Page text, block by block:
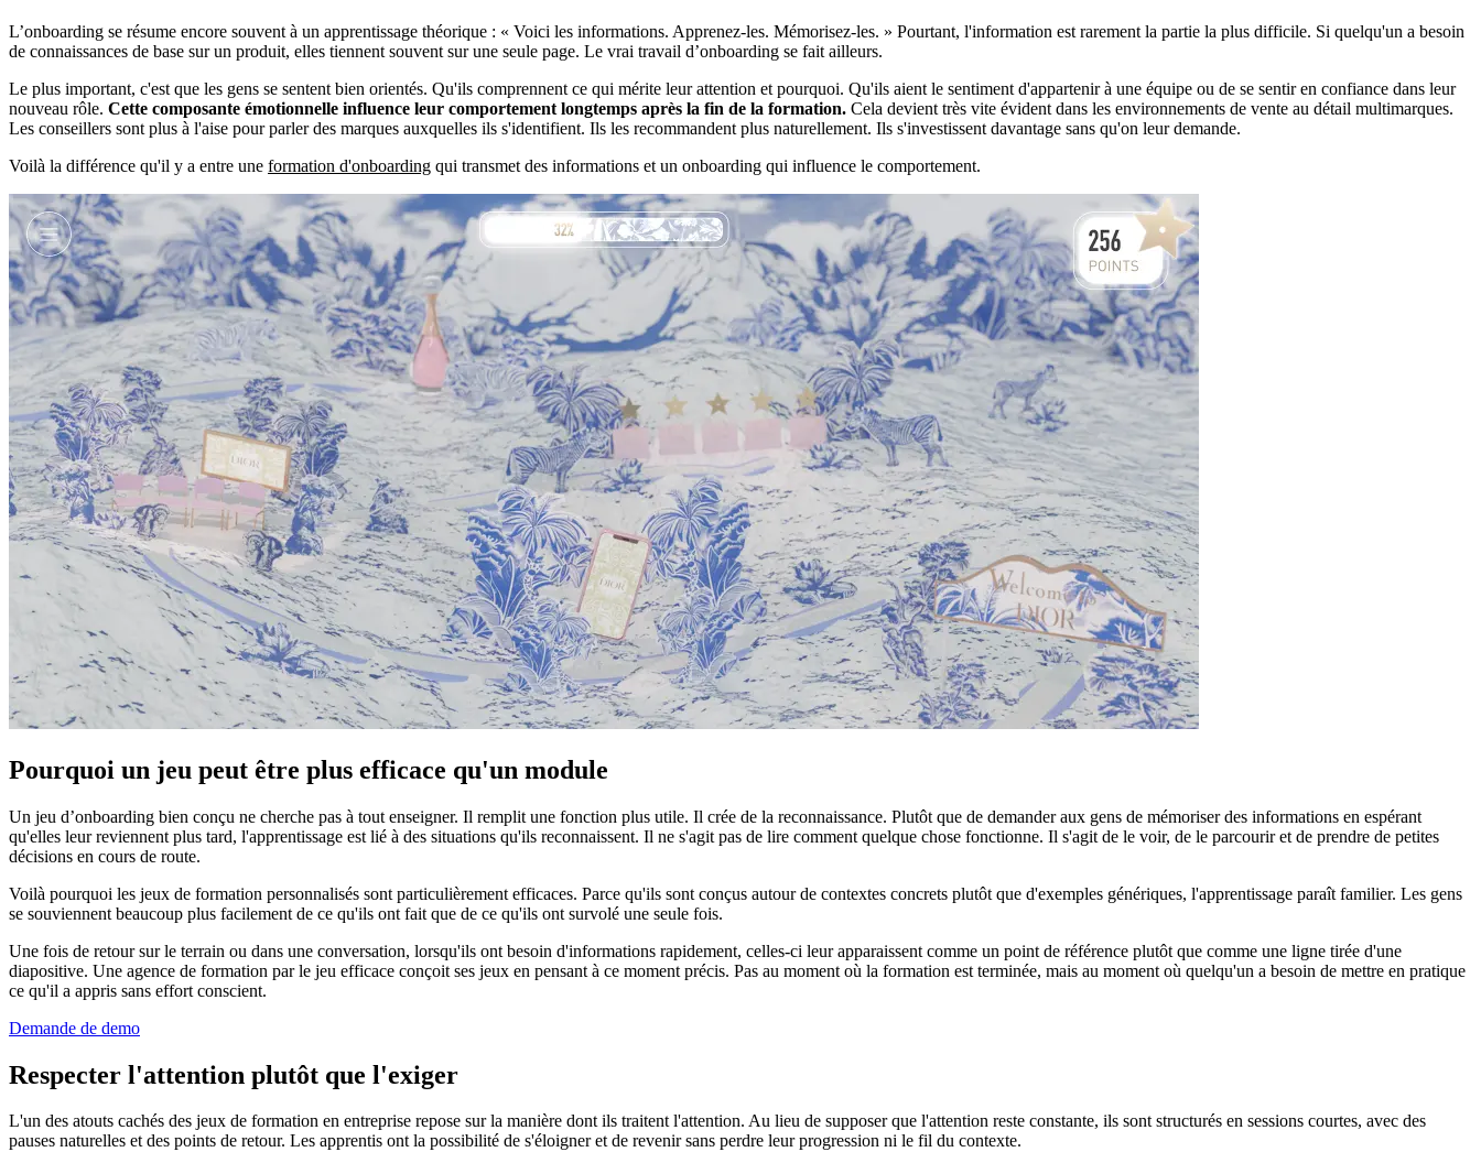
L’onboarding se résume encore souvent à un apprentissage théorique : « Voici les informations. Apprenez-les. Mémorisez-les. » Pourtant, l'information est rarement la partie la plus difficile. Si quelqu'un a besoin
de connaissances de base sur un produit, elles tiennent souvent sur une seule page. Le vrai travail d’onboarding se fait ailleurs.
Le plus important, c'est que les gens se sentent bien orientés. Qu'ils comprennent ce qui mérite leur attention et pourquoi. Qu'ils aient le sentiment d'appartenir à une équipe ou de se sentir en confiance dans leur
nouveau rôle. Cette composante émotionnelle influence leur comportement longtemps après la fin de la formation. Cela devient très vite évident dans les environnements de vente au détail multimarques.
Les conseillers sont plus à l'aise pour parler des marques auxquelles ils s'identifient. Ils les recommandent plus naturellement. Ils s'investissent davantage sans qu'on leur demande.
Voilà la différence qu'il y a entre une formation d'onboarding qui transmet des informations et un onboarding qui influence le comportement.
Pourquoi un jeu peut être plus efficace qu'un module
Un jeu d’onboarding bien conçu ne cherche pas à tout enseigner. Il remplit une fonction plus utile. Il crée de la reconnaissance. Plutôt que de demander aux gens de mémoriser des informations en espérant
qu'elles leur reviennent plus tard, l'apprentissage est lié à des situations qu'ils reconnaissent. Il ne s'agit pas de lire comment quelque chose fonctionne. Il s'agit de le voir, de le parcourir et de prendre de petites
décisions en cours de route.
Voilà pourquoi les jeux de formation personnalisés sont particulièrement efficaces. Parce qu'ils sont conçus autour de contextes concrets plutôt que d'exemples génériques, l'apprentissage paraît familier. Les gens
se souviennent beaucoup plus facilement de ce qu'ils ont fait que de ce qu'ils ont survolé une seule fois.
Une fois de retour sur le terrain ou dans une conversation, lorsqu'ils ont besoin d'informations rapidement, celles-ci leur apparaissent comme un point de référence plutôt que comme une ligne tirée d'une
diapositive. Une agence de formation par le jeu efficace conçoit ses jeux en pensant à ce moment précis. Pas au moment où la formation est terminée, mais au moment où quelqu'un a besoin de mettre en pratique
ce qu'il a appris sans effort conscient.
Demande de demo
Respecter l'attention plutôt que l'exiger
L'un des atouts cachés des jeux de formation en entreprise repose sur la manière dont ils traitent l'attention. Au lieu de supposer que l'attention reste constante, ils sont structurés en sessions courtes, avec des
pauses naturelles et des points de retour. Les apprentis ont la possibilité de s'éloigner et de revenir sans perdre leur progression ni le fil du contexte.